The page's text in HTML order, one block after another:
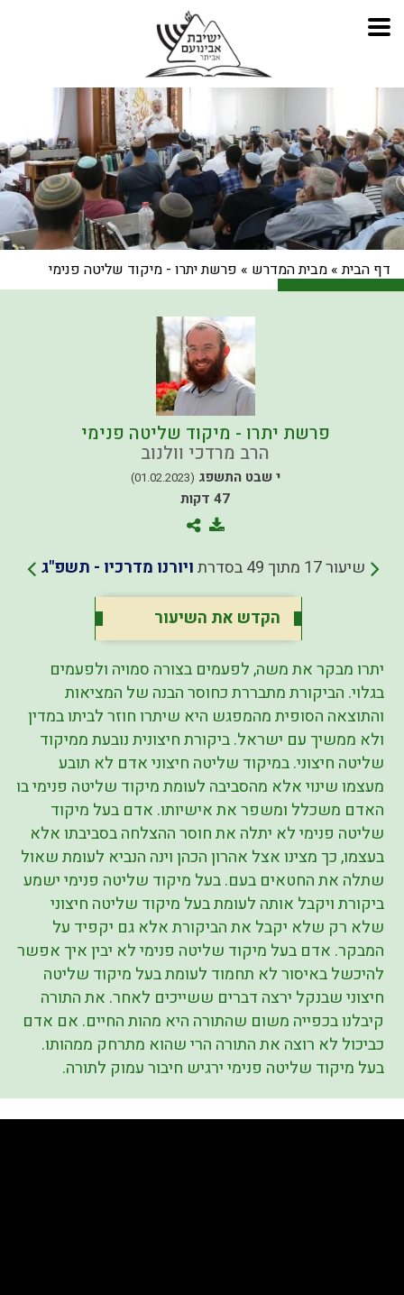
דף הבית» מבית המדרש » פרשת יתרו - מיקוד שליטה פנימי
פרשת יתרו - מיקוד שליטה פנימי
הרב מרדכי וולנוב
י שבט התשפג (01.02.2023)
47 דקות
שיעור 17 מתוך 49 בסדרת ויורנו מדרכיו - תשפ"ג
הקדש את השיעור
יתרו מבקר את משה, לפעמים בצורה סמויה ולפעמים
בגלוי. הביקורת מתבררת כחוסר הבנה של המציאות
והתוצאה הסופית מהמפגש היא שיתרו חוזר לביתו במדין
ולא ממשיך עם ישראל. ביקורת חיצונית נובעת ממיקוד
שליטה חיצוני. במיקוד שליטה חיצוני אדם לא תובע
מעצמו שינוי אלא מהסביבה לעומת מיקוד שליטה פנימי בו
האדם משכלל ומשפר את אישיותו. אדם בעל מיקוד
שליטה פנימי לא יתלה את חוסר ההצלחה בסביבתו אלא
בעצמו, כך מצינו אצל אהרון הכהן וינה הנביא לעומת שאול
שתלה את החטאים בעם. בעל מיקוד שליטה פנימי ישמע
ביקורת ויקבל אותה לעומת בעל מיקוד שליטה חיצוני
שלא רק שלא יקבל את הביקורת אלא גם יקפיד על
המבקר. אדם בעל מיקוד שליטה פנימי לא יבין איך אפשר
להיכשל באיסור לא תחמוד לעומת בעל מיקוד שליטה
חיצוני שבנקל ירצה דברים ששייכים לאחר. את התורה
קיבלנו בכפייה משום שהתורה היא מהות החיים. אם אדם
כביכול לא רוצה את התורה הרי שהוא מתרחק ממהותו.
בעל מיקוד שליטה פנימי ירגיש חיבור עמוק לתורה.